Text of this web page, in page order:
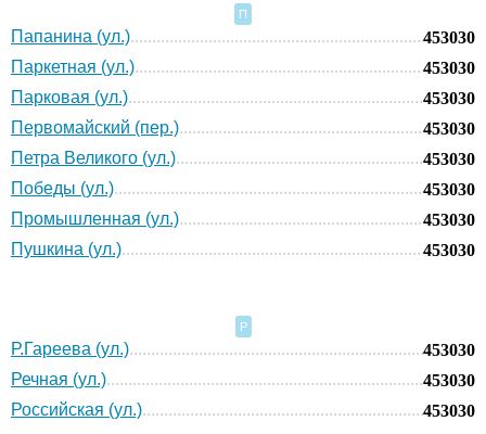
П
Папанина (ул.)
453030
Паркетная (ул.)
453030
Парковая (ул.)
453030
Первомайский (пер.)
453030
Петра Великого (ул.)
453030
Победы (ул.)
453030
Промышленная (ул.)
453030
Пушкина (ул.)
453030
Р
Р.Гареева (ул.)
453030
Речная (ул.)
453030
Российская (ул.)
453030